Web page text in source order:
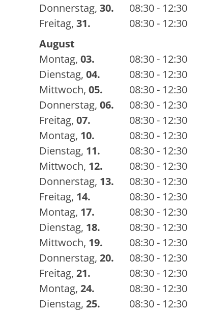
Donnerstag, 30.
08:30 - 12:30
Freitag, 31.
08:30 - 12:30
August
Montag, 03.
08:30 - 12:30
Dienstag, 04.
08:30 - 12:30
Mittwoch, 05.
08:30 - 12:30
Donnerstag, 06.
08:30 - 12:30
Freitag, 07.
08:30 - 12:30
Montag, 10.
08:30 - 12:30
Dienstag, 11.
08:30 - 12:30
Mittwoch, 12.
08:30 - 12:30
Donnerstag, 13.
08:30 - 12:30
Freitag, 14.
08:30 - 12:30
Montag, 17.
08:30 - 12:30
Dienstag, 18.
08:30 - 12:30
Mittwoch, 19.
08:30 - 12:30
Donnerstag, 20.
08:30 - 12:30
Freitag, 21.
08:30 - 12:30
Montag, 24.
08:30 - 12:30
Dienstag, 25.
08:30 - 12:30